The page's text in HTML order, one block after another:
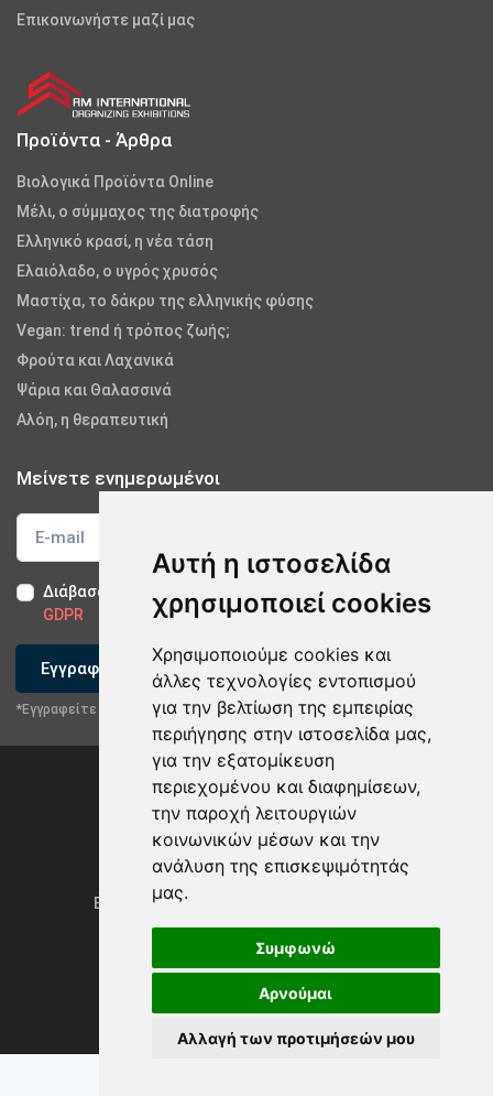
Αυτή η ιστοσελίδα
χρησιμοποιεί cookies
Χρησιμοποιούμε cookies και
άλλες τεχνολογίες εντοπισμού
για την βελτίωση της εμπειρίας
περιήγησης στην ιστοσελίδα μας,
για την εξατομίκευση
περιεχομένου και διαφημίσεων,
την παροχή λειτουργιών
κοινωνικών μέσων και την
ανάλυση της επισκεψιμότητάς
μας.
Συμφωνώ
Αρνούμαι
Αλλαγή των προτιμήσεών μου
Επικοινωνήστε μαζί μας
Προϊόντα - Άρθρα
Βιολογικά Προϊόντα Online
Μέλι, ο σύμμαχος της διατροφής
Ελληνικό κρασί, η νέα τάση
Ελαιόλαδο, ο υγρός χρυσός
Μαστίχα, το δάκρυ της ελληνικής φύσης
Vegan: trend ή τρόπος ζωής;
Φρούτα και Λαχανικά
Ψάρια και Θαλασσινά
Αλόη, η θεραπευτική
Μείνετε ενημερωμένοι
Διάβασα και αποδέχομαι τους Όρους Χρήσης -
Δήλωση
GDPR
Εγγραφείτε
*Εγγραφείτε στο newsletter μας
Privacy Policy & GDPR
Ενημέρωση προτιμήσεων των cookies
Powered byrmi.gr